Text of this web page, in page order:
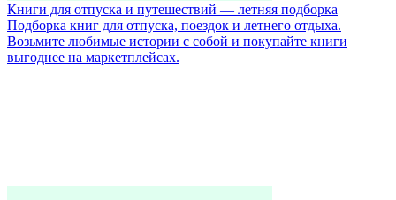
Книги для отпуска и путешествий — летняя подборка
Подборка книг для отпуска, поездок и летнего отдыха.
Возьмите любимые истории с собой и покупайте книги
выгоднее на маркетплейсах.